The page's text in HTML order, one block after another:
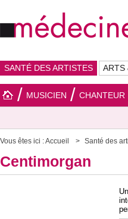
SANTÉ DES ARTISTES ARTS
MUSICIEN CHANTEUR
Vous êtes ici :Accueil Santé des
Centimorgan